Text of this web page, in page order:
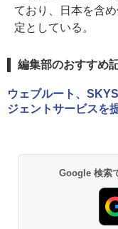
ており、日本を含
定としている。
編集部のおすすめ
ウェブルート、
ジェントサービスを
Google 検索